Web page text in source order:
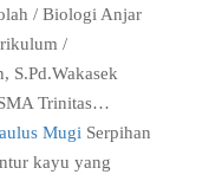
/ Biologi Anjar
/
S.Pd.Wakasek
Trinitas…
Mugi Serpihan
kayu yang